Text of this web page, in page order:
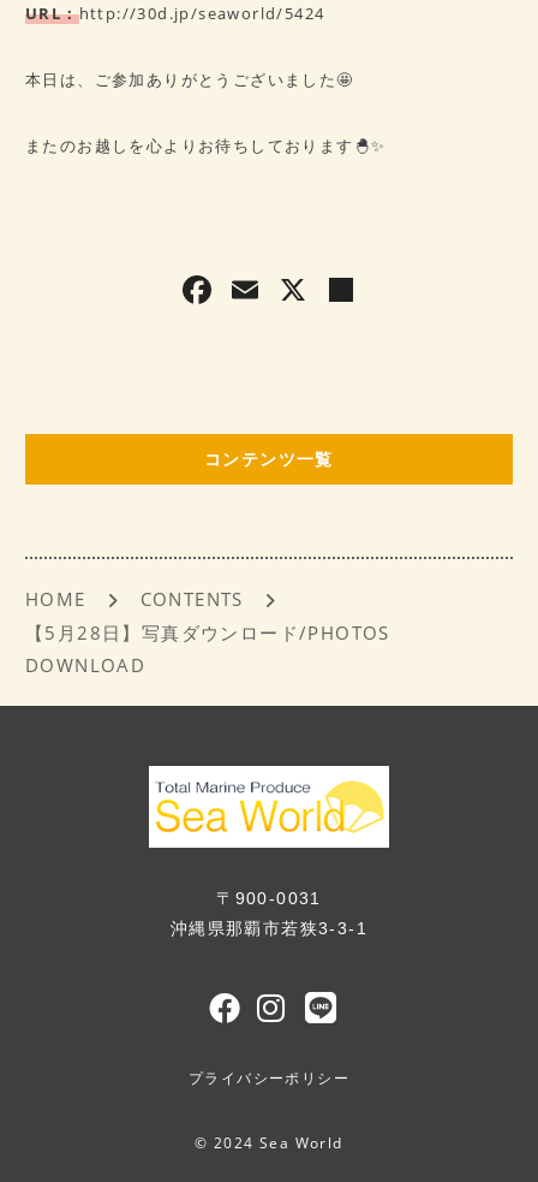
URL：http://30d.jp/seaworld/5424
本日は、ご参加ありがとうございました🤩
またのお越しを心よりお待ちしております🐣✨
F
b
o
k
E X
コンテンツ一覧
HOME
CONTENTS
【5月28日】写真ダウンロード/PHOTOS
DOWNLOAD
〒900-0031
沖縄県那覇市若狭3-3-1
プライバシーポリシー
© 2024 Sea World